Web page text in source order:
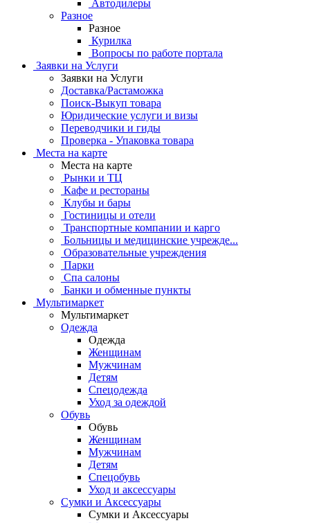
Автодилеры
Разное
Разное
Курилка
Вопросы по работе портала
Заявки на Услуги
Заявки на Услуги
Доставка/Растаможка
Поиск-Выкуп товара
Юридические услуги и визы
Переводчики и гиды
Проверка - Упаковка товара
Места на карте
Места на карте
Рынки и ТЦ
Кафе и рестораны
Клубы и бары
Гостиницы и отели
Транспортные компании и карго
Больницы и медицинские учрежде...
Образовательные учреждения
Парки
Спа салоны
Банки и обменные пункты
Мультимаркет
Мультимаркет
Одежда
Одежда
Женщинам
Мужчинам
Детям
Спецодежда
Уход за одеждой
Обувь
Обувь
Женщинам
Мужчинам
Детям
Спецобувь
Уход и аксессуары
Сумки и Аксессуары
Сумки и Аксессуары